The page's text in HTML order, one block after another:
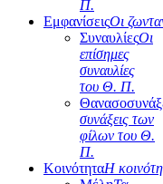
Π.
ΕμφανίσειςΟι
ΣυναυλίεςΟι
επίσημες
συναυλίες
του Θ. Π.
συνάξεις των
φίλων του Θ.
Π.
ΚοινότηταΗ